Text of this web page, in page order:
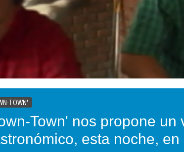
TOWN'
Town' nos propone un
esta noche, en